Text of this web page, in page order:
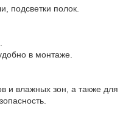
подсветки полок.
в монтаже.
и влажных зон, а также для